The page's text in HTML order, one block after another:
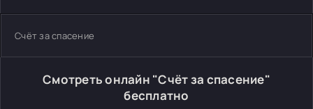
Счёт за спасение
Смотреть онлайн "Счёт за спасение"
бесплатно